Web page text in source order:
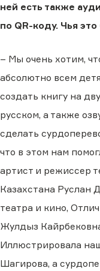
ней есть также
по QR-коду. Чья
– Мы очень хотим,
абсолютно всем
создать книгу на
русском, а также
сделать
что в этом нам
артист и режиссер
Казахстана Руслан
театра и кино,
Жулдыз
Иллюстрировала
Шагирова, а